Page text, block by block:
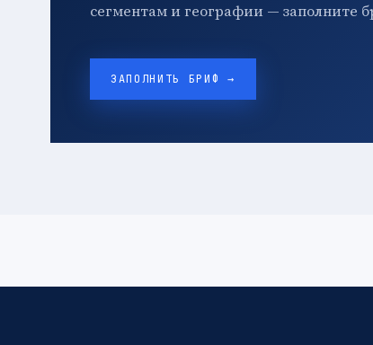
сегментам и географии — заполните
ЗАПОЛНИТЬ БРИФ →